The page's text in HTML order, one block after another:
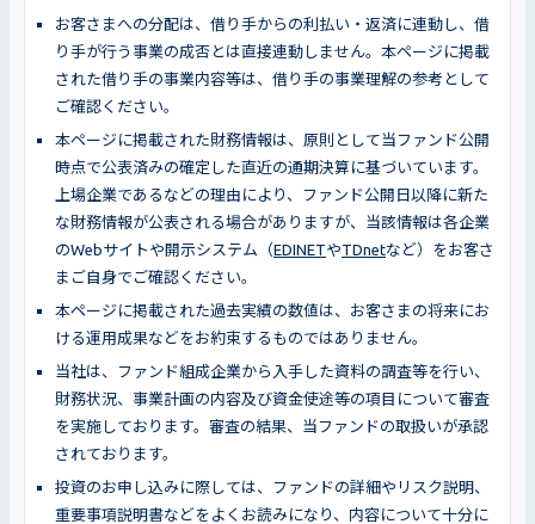
お客さまへの分配は、借り手からの利払い・返済に連動し、借
り手が行う事業の成否とは直接連動しません。本ページに掲載
された借り手の事業内容等は、借り手の事業理解の参考として
ご確認ください。
本ページに掲載された財務情報は、原則として当ファンド公開
時点で公表済みの確定した直近の通期決算に基づいています。
上場企業であるなどの理由により、ファンド公開日以降に新た
な財務情報が公表される場合がありますが、当該情報は各企業
のWebサイトや開示システム（EDINETやTDnetなど）をお客さ
まご自身でご確認ください。
本ページに掲載された過去実績の数値は、お客さまの将来にお
ける運用成果などをお約束するものではありません。
当社は、ファンド組成企業から入手した資料の調査等を行い、
財務状況、事業計画の内容及び資金使途等の項目について審査
を実施しております。審査の結果、当ファンドの取扱いが承認
されております。
投資のお申し込みに際しては、ファンドの詳細やリスク説明、
重要事項説明書などをよくお読みになり、内容について十分に